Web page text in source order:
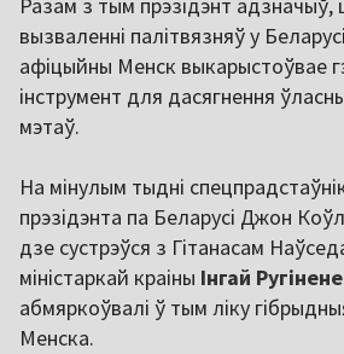
Разам з тым прэзідэнт адзначыў,
вызваленні палітвязняў у
афіцыйны Менск выкарыстоўвае
інструмент для дасягнення
мэтаў.
На мінулым тыдні
прэзідэнта па Беларусі Джон
дзе сустрэўся з Гітанасам
міністаркай краіны Інгай Ругінене
абмяркоўвалі ў тым ліку
Менска.